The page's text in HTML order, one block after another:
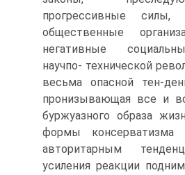
прогрессивные силы,
общественные
негативные
научпо- технической
весьма опасной тен-
пронизывающая все и
буржуазного образа
формы консерватизма
авторитарным
усиления реакции